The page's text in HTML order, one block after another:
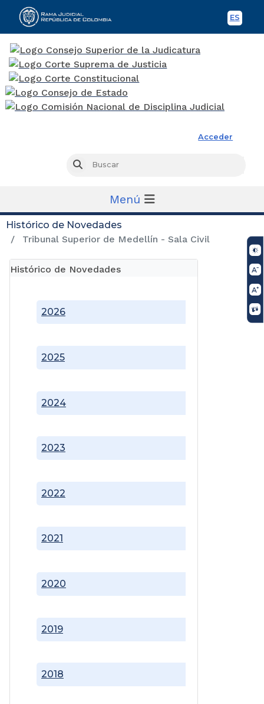
ES
Acceder
Buscar
Menú
Histórico de Novedades
Tribunal Superior de Medellín - Sala Civil
Histórico de Novedades
2018
2019
2020
2021
2022
2023
2024
2025
2026